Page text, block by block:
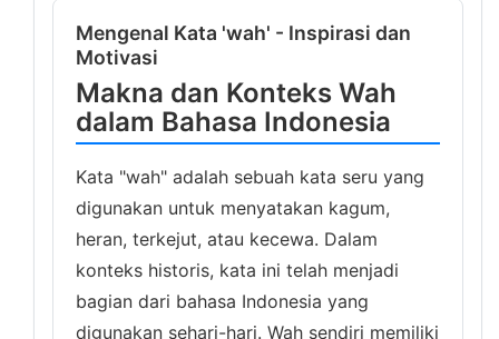
Mengenal Kata 'wah' - Inspirasi dan
Motivasi
Makna dan Konteks Wah
dalam Bahasa Indonesia
Kata "wah" adalah sebuah kata seru yang
digunakan untuk menyatakan kagum,
heran, terkejut, atau kecewa. Dalam
konteks historis, kata ini telah menjadi
bagian dari bahasa Indonesia yang
digunakan sehari-hari. Wah sendiri memiliki